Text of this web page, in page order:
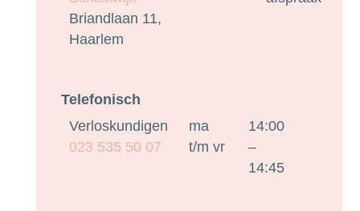
Briandlaan 11,
Haarlem
Telefonisch
Verloskundigen
023 535 50 07
ma
t/m vr
14:00
–
14:45